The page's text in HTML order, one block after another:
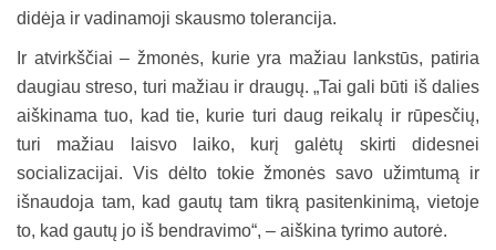
didėja ir vadinamoji skausmo tolerancija.
Ir atvirkščiai – žmonės, kurie yra mažiau lankstūs, patiria
daugiau streso, turi mažiau ir draugų. „Tai gali būti iš dalies
aiškinama tuo, kad tie, kurie turi daug reikalų ir rūpesčių,
turi mažiau laisvo laiko, kurį galėtų skirti didesnei
socializacijai. Vis dėlto tokie žmonės savo užimtumą ir
išnaudoja tam, kad gautų tam tikrą pasitenkinimą, vietoje
to, kad gautų jo iš bendravimo“, – aiškina tyrimo autorė.